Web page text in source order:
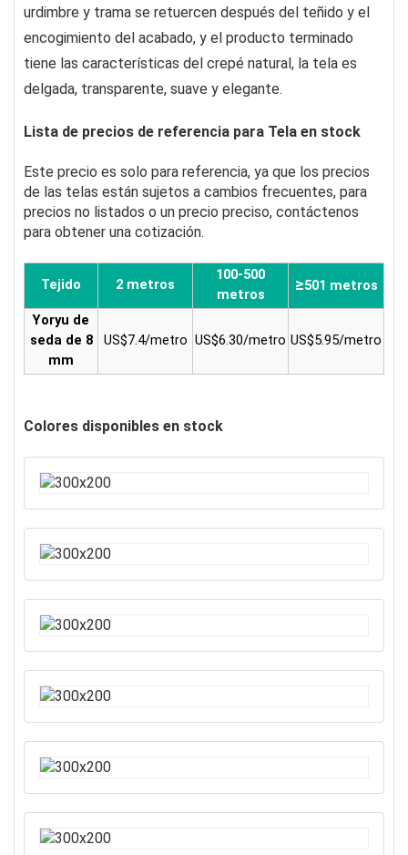
urdimbre y trama se retuercen después del teñido y el
encogimiento del acabado, y el producto terminado
tiene las características del crepé natural, la tela es
delgada, transparente, suave y elegante.
Lista de precios de referencia para Tela en stock
Este precio es solo para referencia, ya que los precios
de las telas están sujetos a cambios frecuentes, para
precios no listados o un precio preciso, contáctenos
para obtener una cotización.
Tejido 2 metros
100-500
metros
≥501 metros
Yoryu de
seda de 8
mm
US$7.4/metro US$6.30/metro US$5.95/metro
Colores disponibles en stock